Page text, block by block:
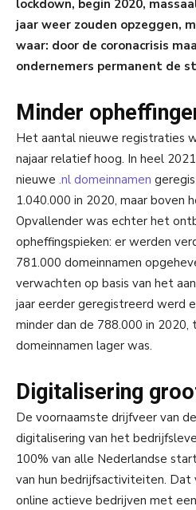
lockdown, begin 2020,
jaar weer zouden opzeggen,
waar: door de coronacrisis
ondernemers permanent de
Minder
Het aantal nieuwe registraties
najaar relatief hoog. In heel
nieuwe .nl domeinnamen
1.040.000 in 2020, maar boven
Opvallender was echter het
opheffingspieken: er werden
781.000 domeinnamen
verwachten op basis van het
jaar eerder geregistreerd werd
minder dan de 788.000 in
domeinnamen lager was.
Digitalisering
De voornaamste drijfveer van
digitalisering van het
100% van alle Nederlandse
van hun bedrijfsactiviteiten.
online actieve bedrijven met